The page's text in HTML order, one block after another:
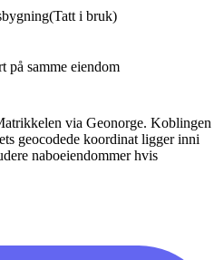
(Tatt i bruk)
på samme eiendom
via Geonorge. Koblingen
geocodede koordinat ligger inni
naboeiendommer hvis